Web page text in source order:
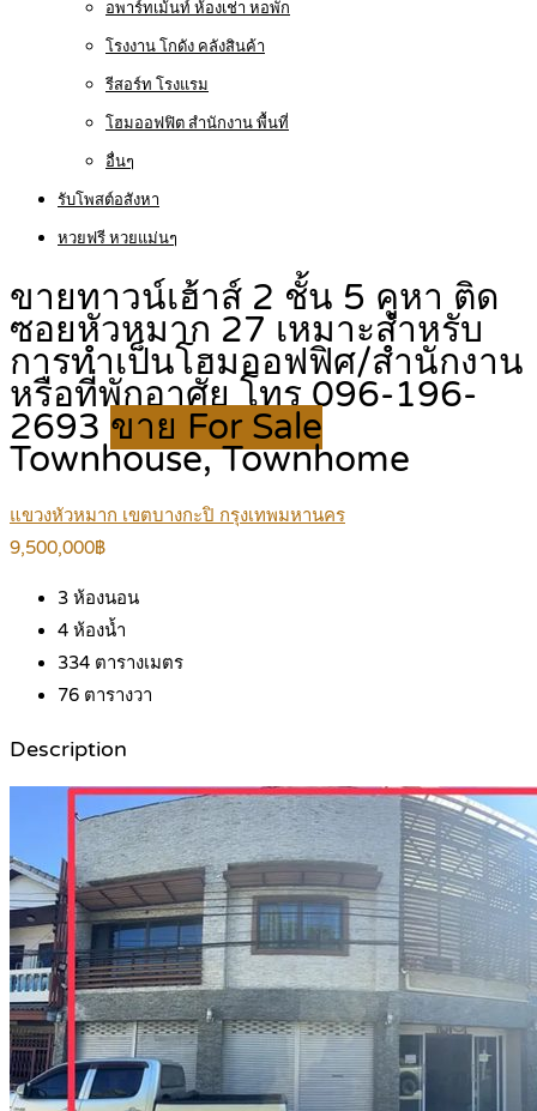
อพาร์ทเม้นท์ ห้องเช่า หอพัก
โรงงาน โกดัง คลังสินค้า
รีสอร์ท โรงแรม
โฮมออฟฟิต สำนักงาน พื้นที่
อื่นๆ
รับโพสต์อสังหา
หวยฟรี หวยแม่นๆ
ขายทาวน์เฮ้าส์ 2 ชั้น 5 คูหา ติด
ซอยหัวหมาก 27 เหมาะสำหรับ
การทำเป็นโฮมออฟฟิศ/สำนักงาน
หรือที่พักอาศัย โทร 096-196-
2693 ขาย For Sale
Townhouse, Townhome
แขวงหัวหมาก เขตบางกะปิ กรุงเทพมหานคร
9,500,000฿
3 ห้องนอน
4 ห้องน้ำ
334 ตารางเมตร
76 ตารางวา
Description